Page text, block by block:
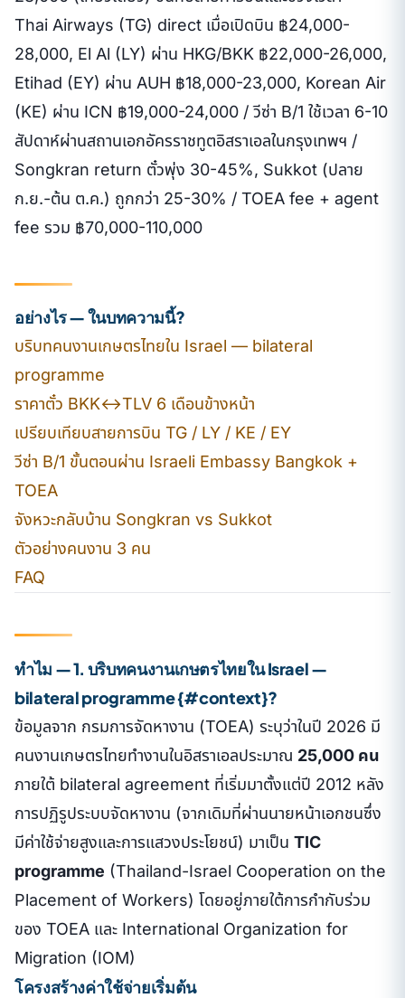
Thai Airways (TG) direct เมื่อเปิดบิน ฿24,000-
28,000, El Al (LY) ผ่าน HKG/BKK ฿22,000-26,000,
Etihad (EY) ผ่าน AUH ฿18,000-23,000, Korean Air
(KE) ผ่าน ICN ฿19,000-24,000 / วีซ่า B/1 ใช้เวลา 6-10
สัปดาห์ผ่านสถานเอกอัครราชทูตอิสราเอลในกรุงเทพฯ /
Songkran return ตั๋วพุ่ง 30-45%, Sukkot (ปลาย
ก.ย.-ต้น ต.ค.) ถูกกว่า 25-30% / TOEA fee + agent
fee รวม ฿70,000-110,000
อย่างไร — ในบทความนี้?
บริบทคนงานเกษตรไทยใน Israel — bilateral
programme
ราคาตั๋ว BKK↔TLV 6 เดือนข้างหน้า
เปรียบเทียบสายการบิน TG / LY / KE / EY
วีซ่า B/1 ขั้นตอนผ่าน Israeli Embassy Bangkok +
TOEA
จังหวะกลับบ้าน Songkran vs Sukkot
ตัวอย่างคนงาน 3 คน
FAQ
ทำไม — 1. บริบทคนงานเกษตรไทยใน Israel —
bilateral programme {#context}?
ข้อมูลจาก กรมการจัดหางาน (TOEA) ระบุว่าในปี 2026 มี
คนงานเกษตรไทยทำงานในอิสราเอลประมาณ 25,000 คน
ภายใต้ bilateral agreement ที่เริ่มมาตั้งแต่ปี 2012 หลัง
การปฏิรูประบบจัดหางาน (จากเดิมที่ผ่านนายหน้าเอกชนซึ่ง
มีค่าใช้จ่ายสูงและการแสวงประโยชน์) มาเป็น TIC
programme (Thailand-Israel Cooperation on the
Placement of Workers) โดยอยู่ภายใต้การกำกับร่วม
ของ TOEA และ International Organization for
Migration (IOM)
โครงสร้างค่าใช้จ่ายเริ่มต้น